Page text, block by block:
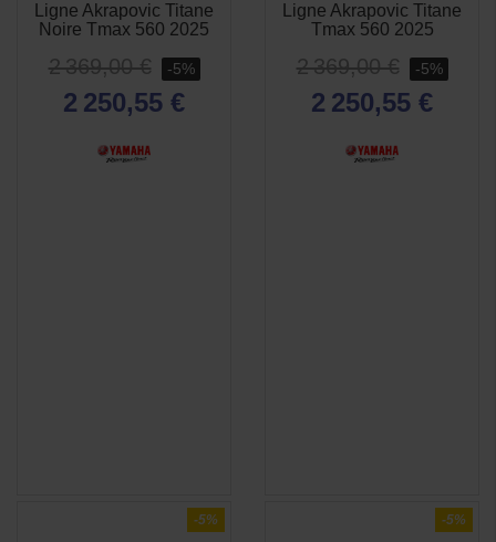
Ligne Akrapovic Titane
Noire Tmax 560 2025
2 369,00 € -5%
2 250,55 €
Ligne Akrapovic Titane
Tmax 560 2025
2 369,00 € -5%
2 250,55 €
-5%
 APERÇU
RAPIDE
-5%
 APERÇU
RAPIDE